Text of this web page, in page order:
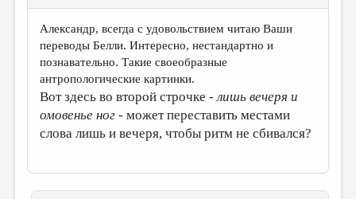
Александр, всегда с удовольствием читаю Ваши
переводы Белли. Интересно, нестандартно и
познавательно. Такие своеобразные
антропологические картинки.
Вот здесь во второй строчке -лишь вечеря и
омовенье ног - может переставить местами
слова лишь и вечеря, чтобы ритм не сбивался?